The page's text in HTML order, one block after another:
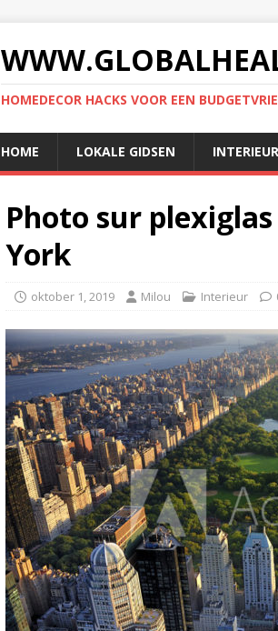
HOMEDECOR HACKS VOOR EEN
HOME LOKALE GIDSEN INTERIEUR
Photo sur
York
oktober 1, 2019 Milou Interieur